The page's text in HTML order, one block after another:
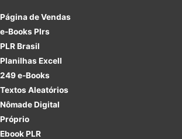
Página de Vendas
e-Books Plrs
PLR Brasil
Planilhas Excell
249 e-Books
Textos Aleatórios
Nômade Digital
Próprio
Ebook PLR